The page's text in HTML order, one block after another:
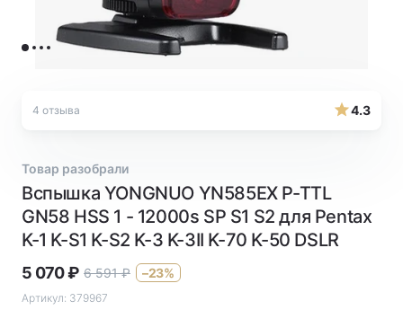
4.3
4 отзыва
Товар разобрали
Вспышка YONGNUO YN585EX P-TTL
GN58 HSS 1 - 12000s SP S1 S2 для Pentax
K-1 K-S1 K-S2 K-3 K-3II K-70 K-50 DSLR
5 070₽ 6 591 ₽ –23%
Артикул: 379967